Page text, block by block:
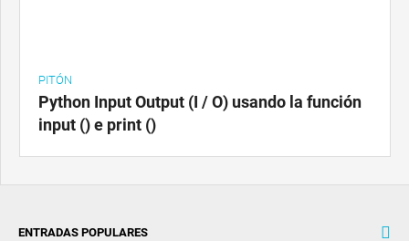
PITÓN
Python Input Output (I / O) usando la función
input () e print ()
ENTRADAS POPULARES